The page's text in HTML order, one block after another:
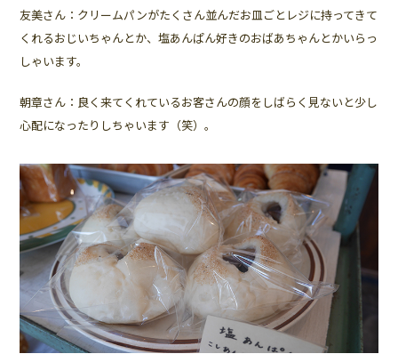
友美さん：クリームパンがたくさん並んだお皿ごとレジに持ってきて
くれるおじいちゃんとか、塩あんぱん好きのおばあちゃんとかいらっ
しゃいます。
朝章さん：良く来てくれているお客さんの顔をしばらく見ないと少し
心配になったりしちゃいます（笑）。